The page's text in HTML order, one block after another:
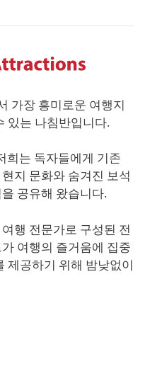
가장 흥미로운 여행지
있는 나침반입니다.
희는 독자들에게 기존
지 문화와 숨겨진 보석
공유해 왔습니다.
행 전문가로 구성된 전
여행의 즐거움에 집중
제공하기 위해 밤낮없이